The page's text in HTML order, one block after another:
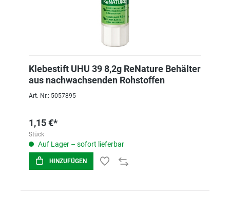
Klebestift UHU 39 8,2g ReNature Behälter
aus nachwachsenden Rohstoffen
Art.-Nr.: 5057895
1,15 €*
Stück
Auf Lager – sofort lieferbar
HINZUFÜGEN